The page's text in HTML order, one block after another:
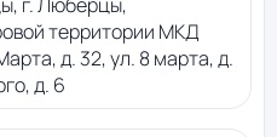
территории МКД
д. 32, ул. 8 марта, д.
д. 6